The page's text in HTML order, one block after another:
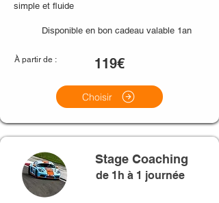
simple et fluide
Disponible en bon cadeau valable 1an
À partir de : 119€
Choisir
Stage Coaching
de 1h à 1 journée